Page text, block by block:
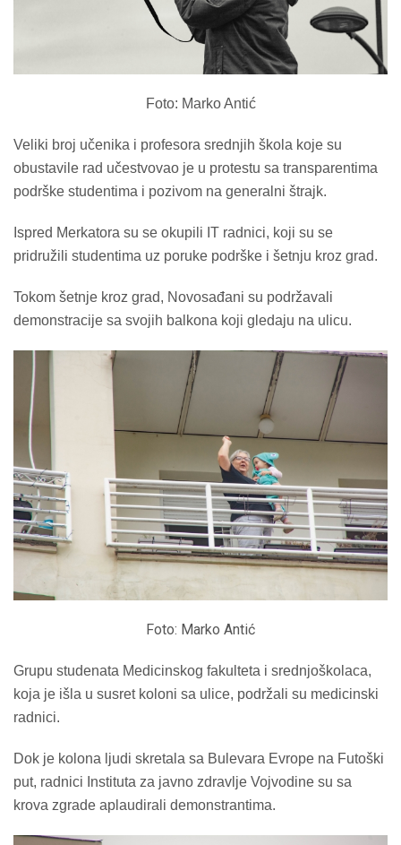
Foto: Marko Antić
Veliki broj učenika i profesora srednjih škola koje su
obustavile rad učestvovao je u protestu sa transparentima
podrške studentima i pozivom na generalni štrajk.
Ispred Merkatora su se okupili IT radnici, koji su se
pridružili studentima uz poruke podrške i šetnju kroz grad.
Tokom šetnje kroz grad, Novosađani su podržavali
demonstracije sa svojih balkona koji gledaju na ulicu.
Foto: Marko Antić
Grupu studenata Medicinskog fakulteta i srednjoškolaca,
koja je išla u susret koloni sa ulice, podržali su medicinski
radnici.
Dok je kolona ljudi skretala sa Bulevara Evrope na Futoški
put, radnici Instituta za javno zdravlje Vojvodine su sa
krova zgrade aplaudirali demonstrantima.